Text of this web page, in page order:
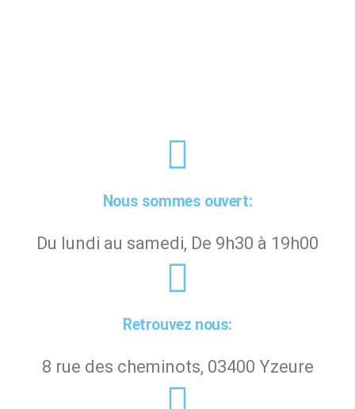
Nous sommes ouvert:
Du lundi au samedi, De 9h30 à 19h00
Retrouvez nous:
8 rue des cheminots, 03400 Yzeure